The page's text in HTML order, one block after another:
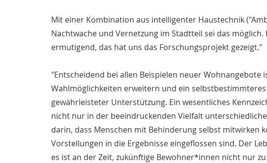
Mit einer Kombination aus intelligenter Haustechnik
Nachtwache und Vernetzung im Stadtteil sei das möglich.
ermutigend, das hat uns das Forschungsprojekt gezeigt."
"Entscheidend bei allen Beispielen neuer Wohnangebote
Wahlmöglichkeiten erweitern und ein
gewährleisteter Unterstützung. Ein wesentliches
nicht nur in der beeindruckenden Vielfalt
darin, dass Menschen mit Behinderung selbst mitwirken
Vorstellungen in die Ergebnisse eingeflossen sind. Der
es ist an der Zeit, zukünftige Bewohner*innen nicht nur